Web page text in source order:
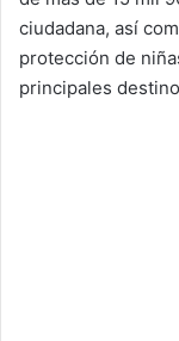
ciudadana, así
protección de
principales